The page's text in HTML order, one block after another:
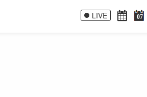
LIVE 07